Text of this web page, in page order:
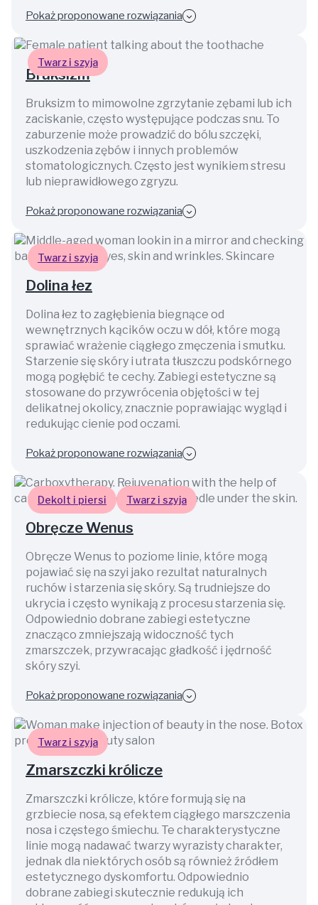
Pokaż proponowane rozwiązania
Twarz i szyja
Bruksizm
Bruksizm to mimowolne zgrzytanie zębami lub ich
zaciskanie, często występujące podczas snu. To
zaburzenie może prowadzić do bólu szczęki,
uszkodzenia zębów i innych problemów
stomatologicznych. Często jest wynikiem stresu
lub nieprawidłowego zgryzu.
Pokaż proponowane rozwiązania
Twarz i szyja
Dolina łez
Dolina łez to zagłębienia biegnące od
wewnętrznych kącików oczu w dół, które mogą
sprawiać wrażenie ciągłego zmęczenia i smutku.
Starzenie się skóry i utrata tłuszczu podskórnego
mogą pogłębić te cechy. Zabiegi estetyczne są
stosowane do przywrócenia objętości w tej
delikatnej okolicy, znacznie poprawiając wygląd i
redukując cienie pod oczami.
Pokaż proponowane rozwiązania
Dekolt i piersi Twarz i szyja
Obręcze Wenus
Obręcze Wenus to poziome linie, które mogą
pojawiać się na szyi jako rezultat naturalnych
ruchów i starzenia się skóry. Są trudniejsze do
ukrycia i często wynikają z procesu starzenia się.
Odpowiednio dobrane zabiegi estetyczne
znacząco zmniejszają widoczność tych
zmarszczek, przywracając gładkość i jędrność
skóry szyi.
Pokaż proponowane rozwiązania
Twarz i szyja
Zmarszczki królicze
Zmarszczki królicze, które formują się na
grzbiecie nosa, są efektem ciągłego marszczenia
nosa i częstego śmiechu. Te charakterystyczne
linie mogą nadawać twarzy wyrazisty charakter,
jednak dla niektórych osób są również źródłem
estetycznego dyskomfortu. Odpowiednio
dobrane zabiegi skutecznie redukują ich